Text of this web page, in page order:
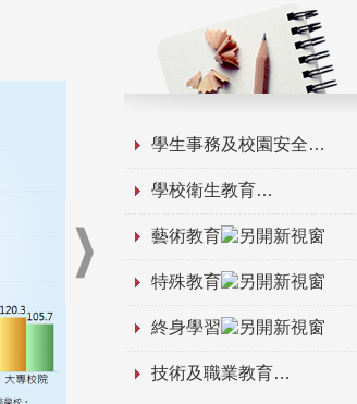
學生事務及校園安全
學校衛生教育
藝術教育
特殊教育
終身學習
技術及職業教育